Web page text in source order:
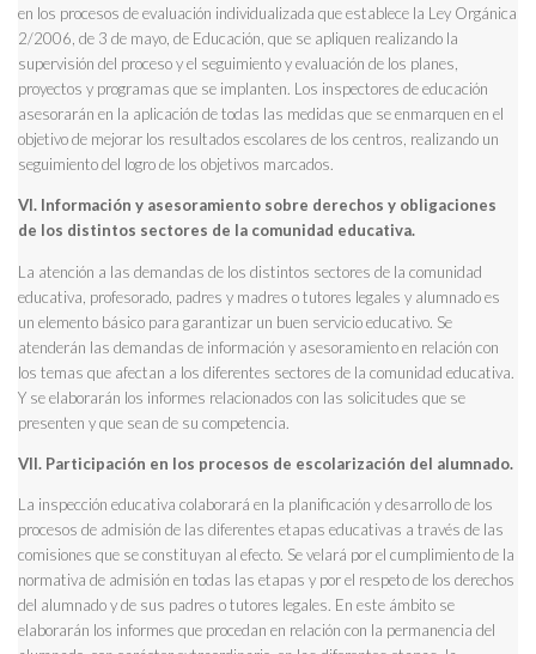
en los procesos de evaluación individualizada que establece la Ley Orgánica
2/2006, de 3 de mayo, de Educación, que se apliquen realizando la
supervisión del proceso y el seguimiento y evaluación de los planes,
proyectos y programas que se implanten. Los inspectores de educación
asesorarán en la aplicación de todas las medidas que se enmarquen en el
objetivo de mejorar los resultados escolares de los centros, realizando un
seguimiento del logro de los objetivos marcados.
VI. Información y asesoramiento sobre derechos y obligaciones
de los distintos sectores de la comunidad educativa.
La atención a las demandas de los distintos sectores de la comunidad
educativa, profesorado, padres y madres o tutores legales y alumnado es
un elemento básico para garantizar un buen servicio educativo. Se
atenderán las demandas de información y asesoramiento en relación con
los temas que afectan a los diferentes sectores de la comunidad educativa.
Y se elaborarán los informes relacionados con las solicitudes que se
presenten y que sean de su competencia.
VII. Participación en los procesos de escolarización del alumnado.
La inspección educativa colaborará en la planificación y desarrollo de los
procesos de admisión de las diferentes etapas educativas a través de las
comisiones que se constituyan al efecto. Se velará por el cumplimiento de la
normativa de admisión en todas las etapas y por el respeto de los derechos
del alumnado y de sus padres o tutores legales. En este ámbito se
elaborarán los informes que procedan en relación con la permanencia del